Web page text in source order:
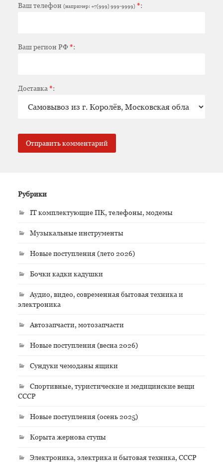
Ваш телефон (например: +7(999) 999-9999) *:
Ваш регион РФ*:
Доставка *:
Рубрики
IT комплектующие ПК, телефоны, модемы
Музыкальные инструменты
Новые поступления (лето 2026)
Бочки кадки кадушки
Аудио, видео, современная бытовая техника и
электроника
Автозапчасти, мотозапчасти
Новые поступления (весна 2026)
Сундуки чемоданы ящики
Спортивные, туристические и медицинские вещи
СССР
Новые поступления (осень 2025)
Корыта жернова ступы
Электроника, электрика и бытовая техника, СССР